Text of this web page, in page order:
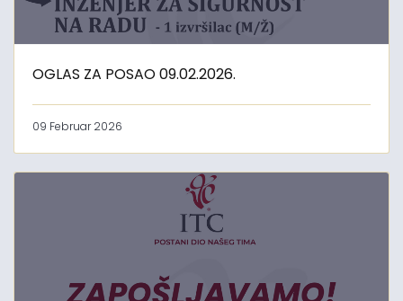
OGLAS ZA POSAO 09.02.2026.
09 Februar 2026